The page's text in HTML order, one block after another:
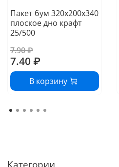
Пакет бум 320х200х340
плоское дно крафт
25/500
7.90 ₽
7.40 ₽
В корзину
Категории